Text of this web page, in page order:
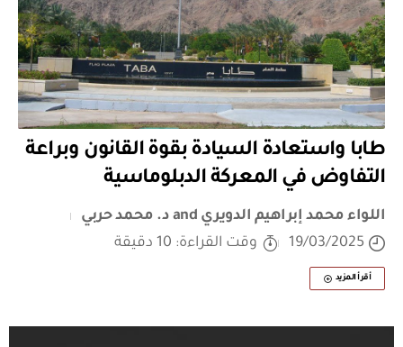
طابا واستعادة السيادة بقوة القانون وبراعة
التفاوض في المعركة الدبلوماسية
اللواء محمد إبراهيم الدويريand
د. محمد حربي
19/03/2025
وقت القراءة: 10 دقيقة
أقرأ المزيد